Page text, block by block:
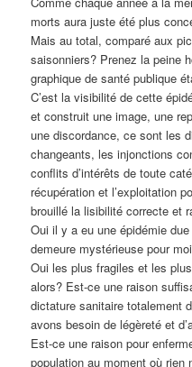
morts aura juste été plus
Mais au total, comparé aux
saisonniers? Prenez la peine
graphique de santé publique
C’est la visibilité de cette
et construit une image, une
une discordance, ce sont les
changeants, les injonctions
conflits d’intérêts de toute
récupération et l’exploitation
brouillé la lisibilité correcte et
Oui il y a eu une épidémie
demeure mystérieuse pour
Oui les plus fragiles et les
alors? Est-ce une raison
dictature sanitaire totalement
avons besoin de légèreté et
Est-ce une raison pour
population au moment où rien